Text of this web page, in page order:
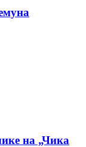
на „Чика